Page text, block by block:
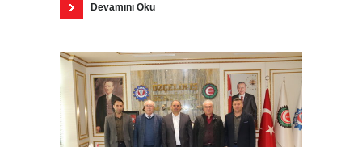
Devamını Oku